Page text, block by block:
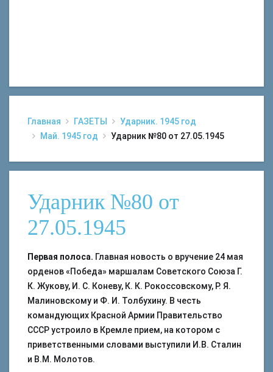
Главная ГАЗЕТЫ
Ударник. 1945 год
Май. 1945 год
Ударник №80 от 27.05.1945
Ударник №80 от
27.05.1945
Первая полоса. Главная новость о вручение 24 мая
орденов «Победа» маршалам Советского Союза Г.
К. Жукову, И. С. Коневу, К. К. Рокоссовскому, Р. Я.
Малиновскому и Ф. И. Толбухину. В честь
командующих Красной Армии Правительство
СССР устроило в Кремле прием, на котором с
приветственными словами выступили И.В. Сталин
и В.М. Молотов.